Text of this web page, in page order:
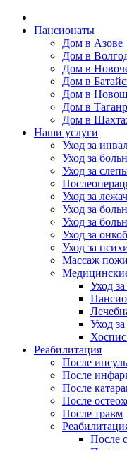
Пансионаты
Дом в Азове
Дом в
Дом в
Дом в
Дом в
Дом в
Дом в
Наши услуги
Уход за
Уход за
Уход за
Уход за
Уход за
Уход за
Уход за
Уход за
Массаж
Уход
Уход
Реабилитация
После
После
После
После
После травм
После